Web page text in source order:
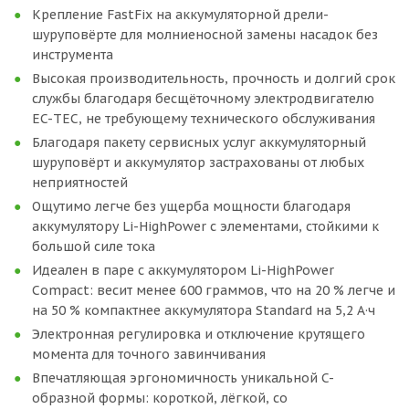
Крепление FastFix на аккумуляторной дрели-
шуруповёрте для молниеносной замены насадок без
инструмента
Высокая производительность, прочность и долгий срок
службы благодаря бесщёточному электродвигателю
EC-TEC, не требующему технического обслуживания
Благодаря пакету сервисных услуг аккумуляторный
шуруповёрт и аккумулятор застрахованы от любых
неприятностей
Ощутимо легче без ущерба мощности благодаря
аккумулятору Li-HighPower с элементами, стойкими к
большой силе тока
Идеален в паре с аккумулятором Li-HighPower
Compact: весит менее 600 граммов, что на 20 % легче и
на 50 % компактнее аккумулятора Standard на 5,2 А·ч
Электронная регулировка и отключение крутящего
момента для точного завинчивания
Впечатляющая эргономичность уникальной C-
образной формы: короткой, лёгкой, со